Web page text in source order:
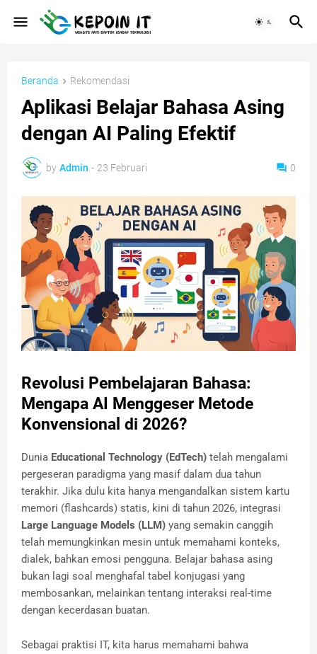
Beranda Rekomendasi
Aplikasi Belajar Bahasa Asing
dengan AI Paling Efektif
by Admin - 23 Februari 0
Revolusi Pembelajaran Bahasa:
Mengapa AI Menggeser Metode
Konvensional di 2026?
Dunia Educational Technology (EdTech) telah mengalami
pergeseran paradigma yang masif dalam dua tahun
terakhir. Jika dulu kita hanya mengandalkan sistem kartu
memori (flashcards) statis, kini di tahun 2026, integrasi
Large Language Models (LLM) yang semakin canggih
telah memungkinkan mesin untuk memahami konteks,
dialek, bahkan emosi pengguna. Belajar bahasa asing
bukan lagi soal menghafal tabel konjugasi yang
membosankan, melainkan tentang interaksi real-time
dengan kecerdasan buatan.
Sebagai praktisi IT, kita harus memahami bahwa